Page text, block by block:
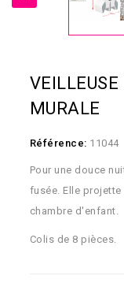
VEILLEUSE
MURALE
Référence: 11044
Pour une douce
fusée. Elle
chambre d'enfant.
Colis de 8 pièces.